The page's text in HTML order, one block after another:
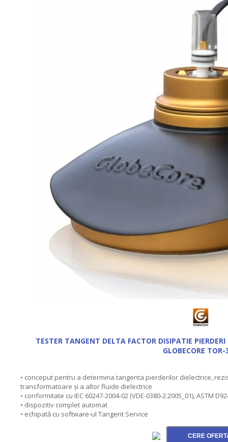
TESTER TANGENT DELTA FACTOR DISIPATIE
GLOBECORE TOR-
• conceput pentru a determina tangenta pierderilor dielectrice,
transformatoare şi a altor fluide dielectrice
• conformitate cu IEC 60247-2004-02 (VDE-0380-2:2005_01), ASTM
• dispozitiv complet automat
• echipată cu software-ul Tangent Service